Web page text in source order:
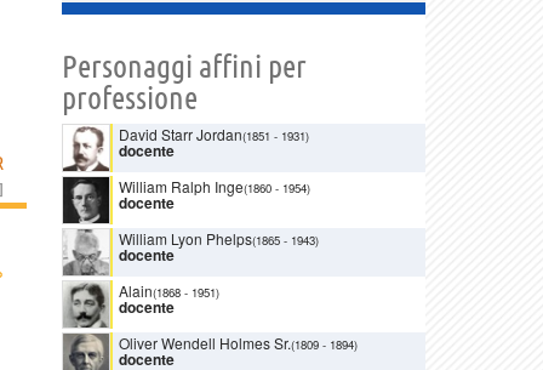
]
Personaggi affini per
professione
David Starr Jordan(1851 - 1931)
docente
William Ralph Inge(1860 - 1954)
docente
William Lyon Phelps(1865 - 1943)
docente
Alain(1868 - 1951)
docente
Oliver Wendell Holmes Sr.(1809 - 1894)
docente